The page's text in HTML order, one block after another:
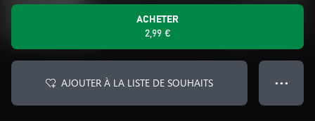
ACHETER
2,99 €
AJOUTER À LA LISTE DE SOUHAITS ● ● ●